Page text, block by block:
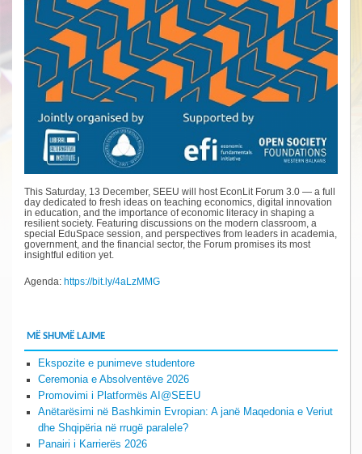
This Saturday, 13 December, SEEU will host EconLit Forum 3.0 — a full
day dedicated to fresh ideas on teaching economics, digital innovation
in education, and the importance of economic literacy in shaping a
resilient society. Featuring discussions on the modern classroom, a
special EduSpace session, and perspectives from leaders in academia,
government, and the financial sector, the Forum promises its most
insightful edition yet.
Agenda: https://bit.ly/4aLzMMG
MË SHUMË LAJME
Ekspozite e punimeve studentore
Ceremonia e Absolventëve 2026
Promovimi i Platformës AI@SEEU
Anëtarësimi në Bashkimin Evropian: A janë Maqedonia e Veriut
dhe Shqipëria në rrugë paralele?
Panairi i Karrierës 2026